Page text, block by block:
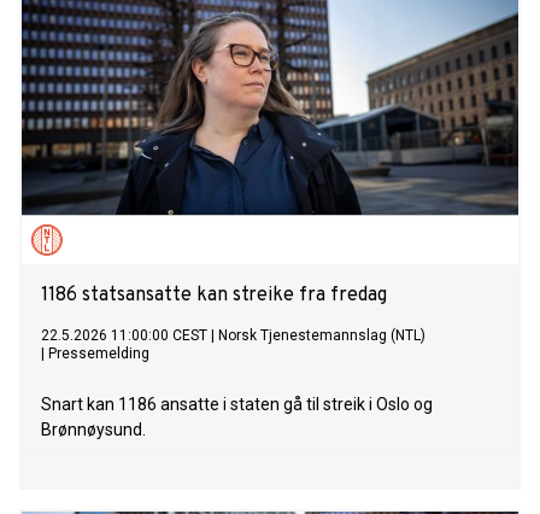
1186 statsansatte kan streike fra fredag
22.5.2026 11:00:00 CEST
Norsk Tjenestemannslag (NTL)
Pressemelding
Snart kan 1186 ansatte i staten gå til streik i Oslo og
Brønnøysund.